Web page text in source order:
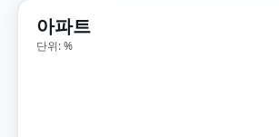
아파트
단위: %